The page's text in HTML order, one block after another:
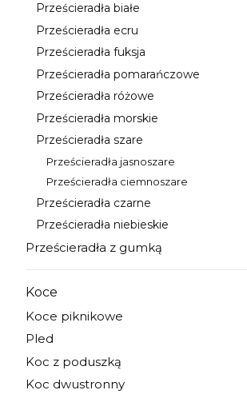
Kategoria - Prześcieradła białe
Prześcieradła białe
Kategoria - Prześcieradła ecru
Prześcieradła ecru
Kategoria - Prześcieradła fuksja
Prześcieradła fuksja
Kategoria - Prześcieradła pomarańczowe
Prześcieradła pomarańczowe
Kategoria - Prześcieradła różowe
Prześcieradła różowe
Kategoria - Prześcieradła morskie
Prześcieradła morskie
Kategoria - Prześcieradła szare
Prześcieradła szare
Kategoria - Prześcieradła jasnoszare
Prześcieradła jasnoszare
Kategoria - Prześcieradła ciemnoszare
Prześcieradła ciemnoszare
Kategoria - Prześcieradła czarne
Prześcieradła czarne
Kategoria - Prześcieradła niebieskie
Prześcieradła niebieskie
Kategoria - Prześcieradła z gumką
Prześcieradła z gumką
Kategoria - Koce
Koce
Kategoria - Koce piknikowe
Koce piknikowe
Kategoria - Pled
Pled
Kategoria - Koc z poduszką
Koc z poduszką
Kategoria - Koc dwustronny
Koc dwustronny